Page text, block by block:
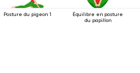
Posture du pigeon 1
Équilibre en posture
du papillon